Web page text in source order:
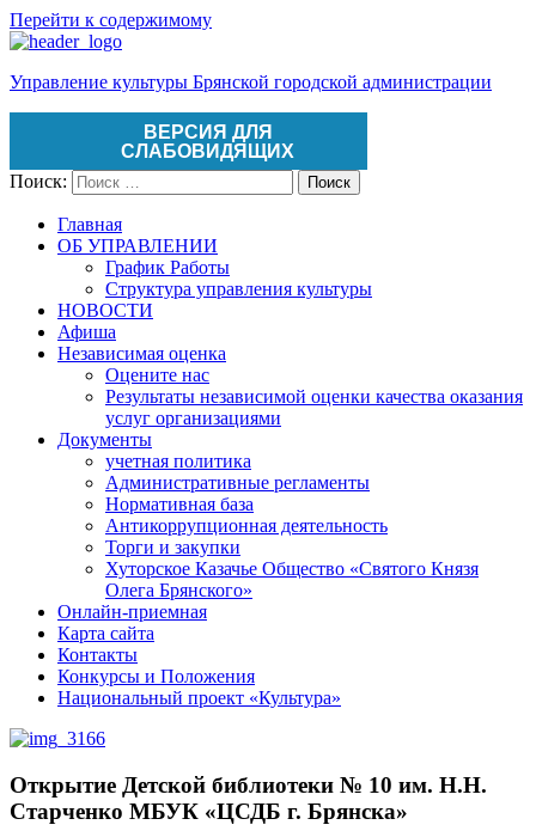
Перейти к содержимому
Управление культуры Брянской городской администрации
ВЕРСИЯ ДЛЯ
СЛАБОВИДЯЩИХ
Поиск: Поиск
Главная
ОБ УПРАВЛЕНИИ
График Работы
Структура управления культуры
НОВОСТИ
Афиша
Независимая оценка
Оцените нас
Результаты независимой оценки качества оказания
услуг организациями
Документы
учетная политика
Административные регламенты
Нормативная база
Антикоррупционная деятельность
Торги и закупки
Хуторское Казачье Общество «Святого Князя
Олега Брянского»
Онлайн-приемная
Карта сайта
Контакты
Конкурсы и Положения
Национальный проект «Культура»
Открытие Детской библиотеки № 10 им. Н.Н.
Старченко МБУК «ЦСДБ г. Брянска»